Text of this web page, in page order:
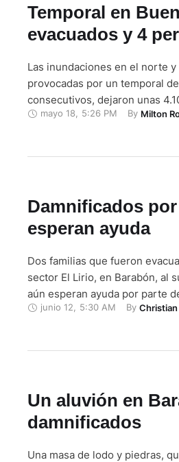
Temporal en
evacuados y 4
Las inundaciones en el norte
provocadas por un temporal
consecutivos, dejaron unas
distritos bonaerenses y al
mayo 18 5:26 PM By Milton
Damnificados
esperan ayuda
Dos familias que fueron
sector El Lirio, en Barabón, al
aún esperan ayuda por parte
Nacional. Son cuatro adultos
junio 12 5:30 AM By
Un aluvión en
damnificados
Una masa de lodo y piedras,